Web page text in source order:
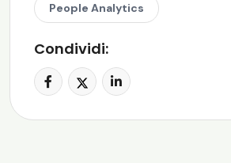
People Analytics
Condividi: